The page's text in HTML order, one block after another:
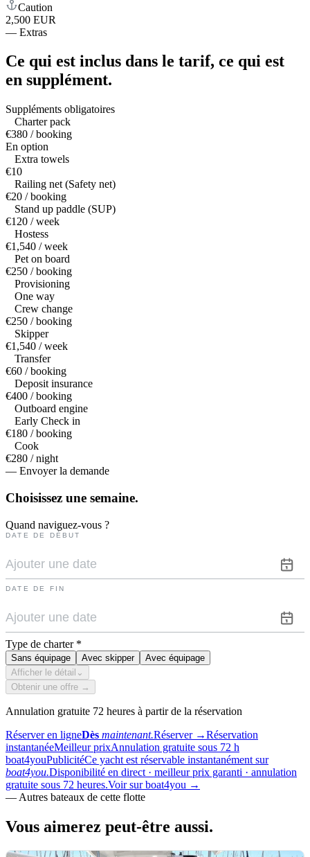
Caution
2,500 EUR
— Extras
Ce qui est inclus dans le tarif, ce qui est
en supplément.
Suppléments obligatoires
Charter pack
€380 / booking
En option
Extra towels
€10
Railing net (Safety net)
€20 / booking
Stand up paddle (SUP)
€120 / week
Hostess
€1,540 / week
Pet on board
€250 / booking
Provisioning
One way
Crew change
€250 / booking
Skipper
€1,540 / week
Transfer
€60 / booking
Deposit insurance
€400 / booking
Outboard engine
Early Check in
€180 / booking
Cook
€280 / night
— Envoyer la demande
Choisissez une semaine.
Quand naviguez-vous ?
DATE DE DÉBUT
DATE DE FIN
Type de charter *
Sans équipage Avec skipper
Avec équipage
Afficher le détail ⌄
Obtenir une offre →
Annulation gratuite 72 heures à partir de la réservation
Réserver en ligneDès maintenant.Réserver →Réservation
instantanéeMeilleur prixAnnulation gratuite sous 72 h
boat4youPublicitéCe yacht est réservable instantanément sur
boat4you.Disponibilité en direct · meilleur prix garanti · annulation
gratuite sous 72 heures.Voir sur boat4you →
— Autres bateaux de cette flotte
Vous aimerez peut-être aussi.